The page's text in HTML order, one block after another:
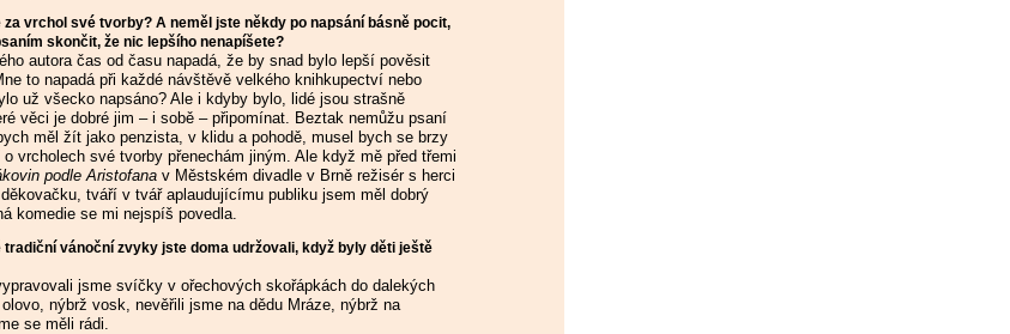
za vrchol své tvorby? A neměl jste někdy po napsání básně pocit,
skončit, že nic lepšího nenapíšete?
autora čas od času napadá, že by snad bylo lepší pověsit
to napadá při každé návštěvě velkého knihkupectví nebo
už všecko napsáno? Ale i kdyby bylo, lidé jsou strašně
věci je dobré jim – i sobě – připomínat. Beztak nemůžu psaní
měl žít jako penzista, v klidu a pohodě, musel bych se brzy
vrcholech své tvorby přenechám jiným. Ale když mě před třemi
podle Aristofana v Městském divadle v Brně režisér s herci
tváří v tvář aplaudujícímu publiku jsem měl dobrý
komedie se mi nejspíš povedla.
vánoční zvyky jste doma udržovali, když byly děti ještě
jsme svíčky v ořechových skořápkách do dalekých
nýbrž vosk, nevěřili jsme na dědu Mráze, nýbrž na
se měli rádi.